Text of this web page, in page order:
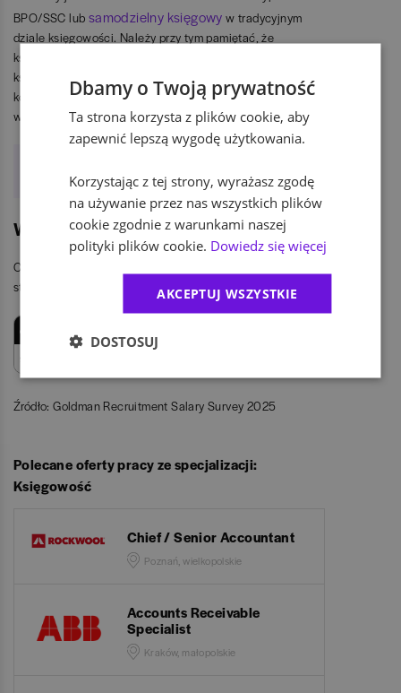
BPO/SSC lub samodzielny księgowy w tradycyjnym
dziale księgowości. Należy przy tym pamiętać, że
księgowość funduszy różni się znacząco od tradycyjnej
księgowości. Fund Accountant ma możliwość
kontynuowania kariery również na stanowiskach, które
wymagają umiejętności analitycznych.
wynagrodzeń
Wynagrodzenie
Całkowite miesięczne wynagrodzenie brutto na
stanowisku Fund Accountant (Księgowy funduszy):
dolny kwartyl
Źródło: Goldman Recruitment Salary Survey 2025
Polecane oferty pracy ze specjalizacji:
Księgowość
Chief / Senior Accountant
Poznań, wielkopolskie
Accounts Receivable
Specialist
Kraków, małopolskie
Dbamy o Twoją prywatność
Ta strona korzysta z plików cookie, aby
zapewnić lepszą wygodę użytkowania.
Korzystając z tej strony, wyrażasz zgodę
na używanie przez nas wszystkich plików
cookie zgodnie z warunkami naszej
polityki plików cookie. Dowiedz się więcej
AKCEPTUJ WSZYSTKIE
DOSTOSUJ